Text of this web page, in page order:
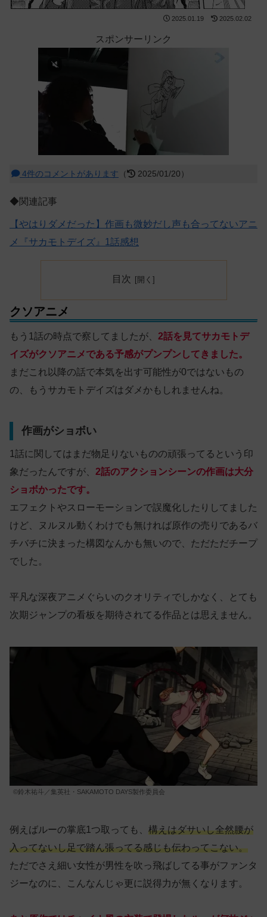
2025.01.19 2025.02.02
スポンサーリンク
4件のコメントがあります （ 2025/01/20）
◆関連記事
【やはりダメだった】作画も微妙だし声も合ってないアニ
メ『サカモトデイズ』1話感想
目次
クソアニメ
もう1話の時点で察してましたが、 2話を見てサカモトデ
イズがクソアニメである予感がプンプンしてきました。
まだこれ以降の話で本気を出す可能性が0ではないもの
の、もうサカモトデイズはダメかもしれませんね。
作画がショボい
1話に関してはまだ物足りないものの頑張ってるという印
象だったんですが、 2話のアクションシーンの作画は大分
ショボかったです。
エフェクトやスローモーションで誤魔化したりしてました
けど、ヌルヌル動くわけでも無ければ原作の売りであるバ
チバチに決まった構図なんかも無いので、ただただチープ
でした。
平凡な深夜アニメぐらいのクオリティでしかなく、とても
次期ジャンプの看板を期待されてる作品とは思えません。
©鈴木祐斗／集英社・SAKAMOTO DAYS製作委員会
例えばルーの掌底1つ取っても、 構えはダサいし全然腰が
入ってないし足で踏ん張ってる感じも伝わってこない。
ただでさえ細い女性が男性を吹っ飛ばしてる事がファンタ
ジーなのに、こんなんじゃ更に説得力が無くなります。